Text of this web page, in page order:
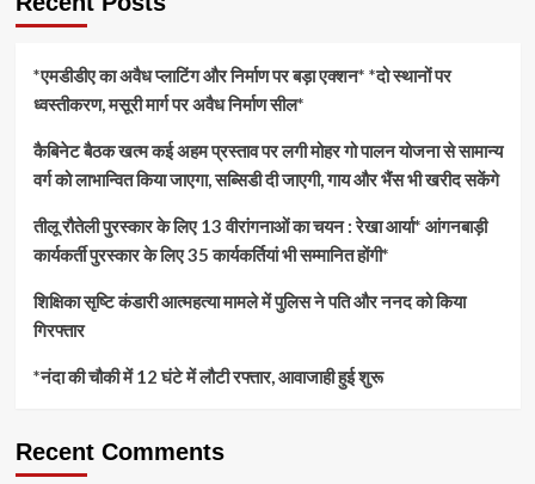
*एमडीडीए का अवैध प्लाटिंग और निर्माण पर बड़ा एक्शन* *दो स्थानों पर
ध्वस्तीकरण, मसूरी मार्ग पर अवैध निर्माण सील*
कैबिनेट बैठक खत्म कई अहम प्रस्ताव पर लगी मोहर गो पालन योजना से सामान्य
वर्ग को लाभान्वित किया जाएगा, सब्सिडी दी जाएगी, गाय और भैंस भी खरीद सकेंगे
तीलू रौतेली पुरस्कार के लिए 13 वीरांगनाओं का चयन : रेखा आर्या* आंगनबाड़ी
कार्यकर्ती पुरस्कार के लिए 35 कार्यकर्तियां भी सम्मानित होंगी*
शिक्षिका सृष्टि कंडारी आत्महत्या मामले में पुलिस ने पति और ननद को किया
गिरफ्तार
*नंदा की चौकी में 12 घंटे में लौटी रफ्तार, आवाजाही हुई शुरू
Recent Comments